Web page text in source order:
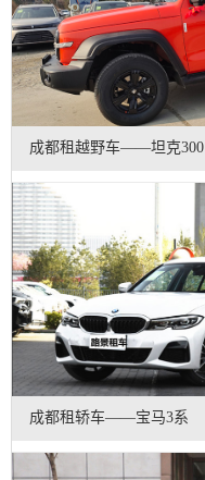
成都租越野车——坦克300
成都租轿车——宝马3系